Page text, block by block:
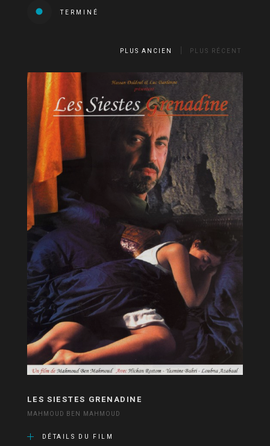
TERMINÉ
PLUS ANCIEN PLUS RÉCENT
LES SIESTES GRENADINE
MAHMOUD BEN MAHMOUD
DÉTAILS DU FILM